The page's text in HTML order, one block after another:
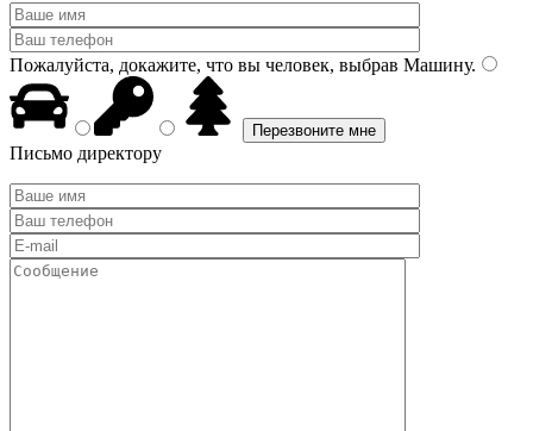
Пожалуйста, докажите, что вы человек, выбрав Машину.
Письмо директору